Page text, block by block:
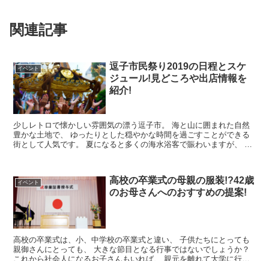
関連記事
イベント
逗子市民祭り2019の日程とスケ
ジュール!見どころや出店情報を
紹介!
少しレトロで懐かしい雰囲気の漂う逗子市。 海と山に囲まれた自然
豊かな土地で、 ゆったりとした穏やかな時間を過ごすことができる
街として人気です。 夏になると多くの海水浴客で賑わいますが、 普
イベント
高校の卒業式の母親の服装!?42歳
のお母さんへのおすすめの提案!
高校の卒業式は、小、中学校の卒業式と違い、 子供たちにとっても
親御さんにとっても、 大きな節目となる行事ではないでしょうか？
これから社会人になるお子さんもいれば、 親元を離れて大学に行く